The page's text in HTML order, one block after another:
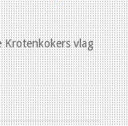
Krotenkokers vlag